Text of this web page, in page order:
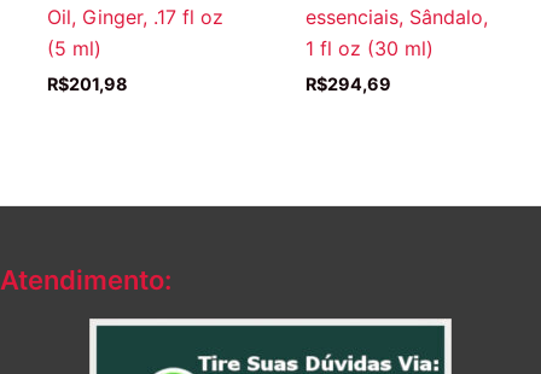
Oil, Ginger, .17 fl oz
(5 ml)
R$201,98
essenciais, Sândalo,
1 fl oz (30 ml)
R$294,69
Atendimento: